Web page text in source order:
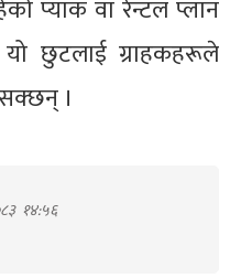
प्याक वा रेन्टल प्लान
छुटलाई ग्राहकहरूले
।
१४:५६